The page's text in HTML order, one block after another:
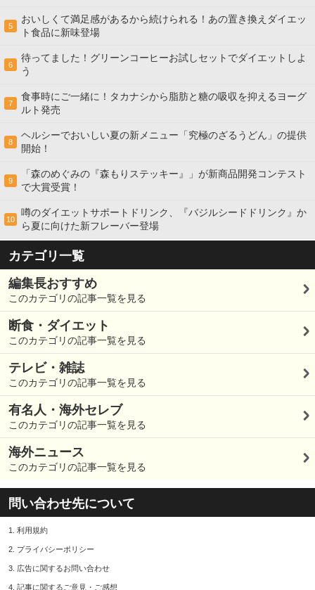
5
おいしくて満足感があるから続けられる！あの置き換えダイエッ
ト食品に新味登場
6
待ってました！グリーンコーヒーお試しセットでダイエットしよ
う
7
食事時にご一緒に！タカナシから脂肪と糖の吸収を抑えるヨーグ
ルト発売
8
ヘルシーでおいしい夏の新メニュー「究極のざるうどん」の提供
開始！
9
「森のめぐみの『森もりステッキー』」が新商品開発コンテスト
で大賞受賞！
10
噂のダイエットサポートドリンク、『バジルシードドリンク』か
ら夏に向けた新フレーバー登場
カテゴリ一覧
編集長おすすめ
このカテゴリの記事一覧を見る
断食・ダイエット
このカテゴリの記事一覧を見る
テレビ・雑誌
このカテゴリの記事一覧を見る
有名人・海外セレブ
このカテゴリの記事一覧を見る
海外ニュース
このカテゴリの記事一覧を見る
問い合わせ先について
1. 利用規約
2. プライバシーポリシー
3. 広告に関するお問い合わせ
4. 記事に関するご意見・ご感想